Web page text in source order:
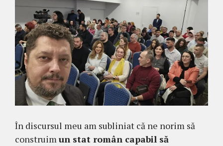
În discursul meu am subliniat că ne norim să
construimun stat român capabil să